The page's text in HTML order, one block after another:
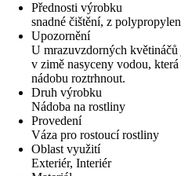
Přednosti výrobku
snadné čištění, z
Upozornění
U mrazuvzdorných
v zimě nasyceny vodou,
nádobu roztrhnout.
Druh výrobku
Nádoba na rostliny
Provedení
Váza pro rostoucí rostliny
Oblast využití
Exteriér, Interiér